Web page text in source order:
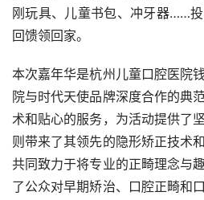
刚玩具、儿童书包、冲牙器……
回馈领回家。
本次嘉年华是杭州儿童口腔医院
院与时代天使品牌深度合作的典
术和贴心的服务，为活动提供了
则带来了其领先的隐形矫正技术
共同致力于将专业的正畸理念与
了公众对早期矫治、口腔正畸和